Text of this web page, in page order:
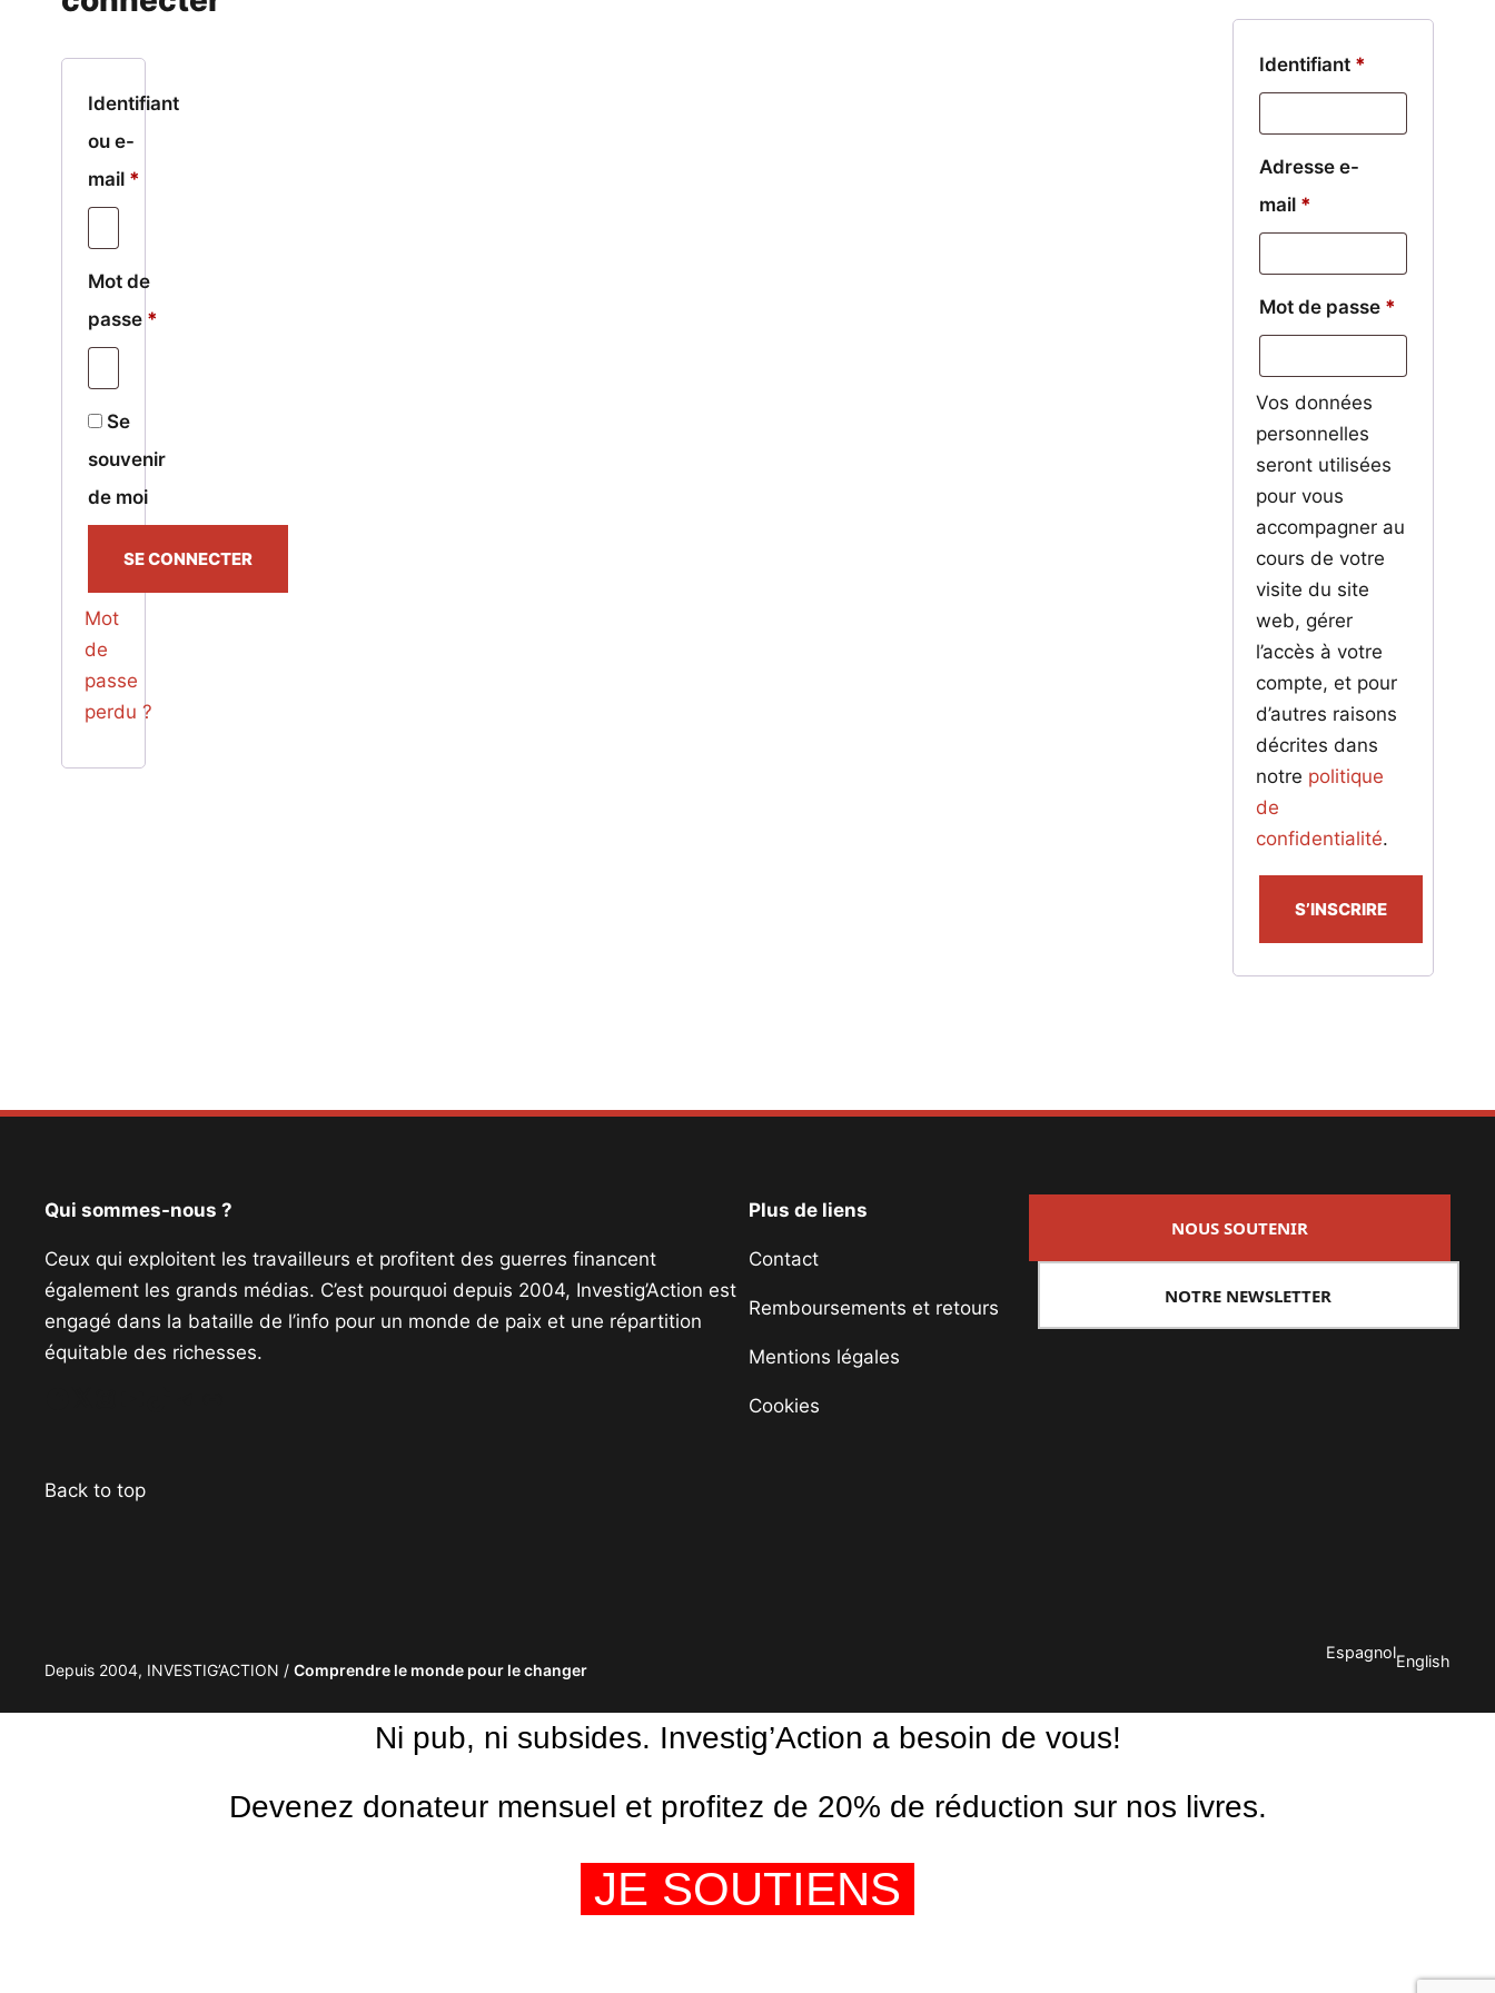
Identifiant
ou e-
mail *
Mot de
passe *
Se
souvenir
de moi
SE CONNECTER
Mot
de
passe
perdu ?
Identifiant *
Adresse e-
mail *
Mot de passe *
Vos données
personnelles
seront utilisées
pour vous
accompagner au
cours de votre
visite du site
web, gérer
l’accès à votre
compte, et pour
d’autres raisons
décrites dans
notre politique
de
confidentialité.
S’INSCRIRE
Qui sommes-nous ?
Ceux qui exploitent les travailleurs et profitent des guerres financent
également les grands médias. C’est pourquoi depuis 2004, Investig’Action est
engagé dans la bataille de l’info pour un monde de paix et une répartition
équitable des richesses.
Plus de liens
Contact
Remboursements et retours
Mentions légales
Cookies
NOUS SOUTENIR
NOTRE NEWSLETTER
Back to top
Depuis 2004, INVESTIG’ACTION /Comprendre le monde pour le changer
EspagnolEnglish
Ni pub, ni subsides. Investig’Action a besoin de vous!
Devenez donateur mensuel et profitez de 20% de réduction sur nos livres.
JE SOUTIENS